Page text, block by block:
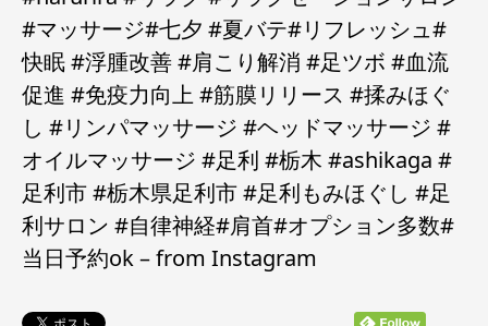
#マッサージ#七夕 #夏バテ#リフレッシュ#
快眠 #浮腫改善 #肩こり解消 #足ツボ #血流
促進 #免疫力向上 #筋膜リリース #揉みほぐ
し #リンパマッサージ #ヘッドマッサージ #
オイルマッサージ #足利 #栃木 #ashikaga #
足利市 #栃木県足利市 #足利もみほぐし #足
利サロン #自律神経#肩首#オプション多数#
当日予約ok – from Instagram